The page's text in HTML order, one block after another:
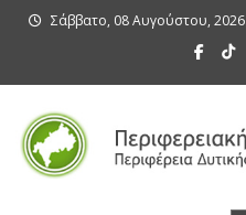
Σάββατο, 08 Αυγούστου, 2026